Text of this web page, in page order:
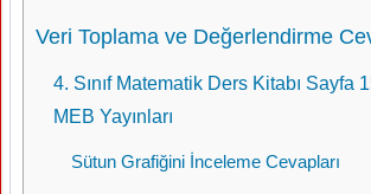
Veri Toplama ve Değerlendirme
4. Sınıf Matematik Ders Kitabı Sayfa
MEB Yayınları
Sütun Grafiğini İnceleme Cevapları